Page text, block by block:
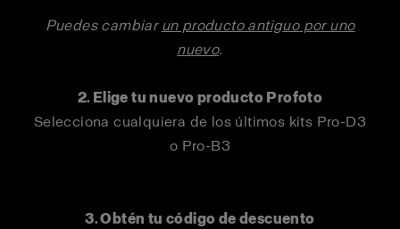
Puedes cambiar un producto antiguo por uno
nuevo.
2. Elige tu nuevo producto Profoto
Selecciona cualquiera de los últimos kits Pro-D3
o Pro-B3
3. Obtén tu código de descuento